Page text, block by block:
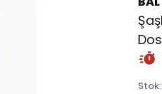
Stok: